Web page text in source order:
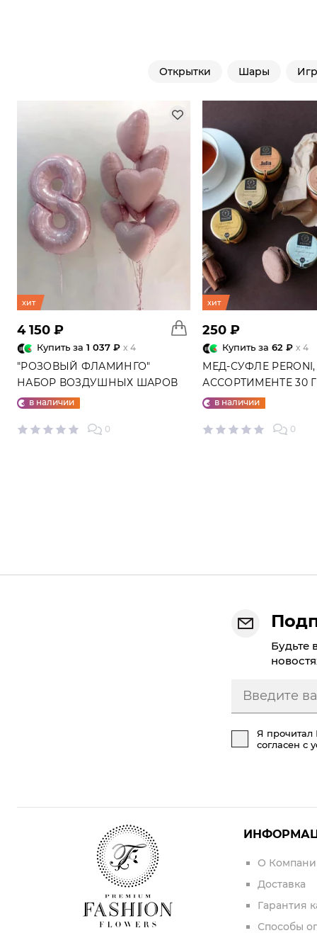
Открытки Шары
хит
4 150 ₽
Купить за 1 037 ₽ x 4
"РОЗОВЫЙ ФЛАМИНГО"
НАБОР ВОЗДУШНЫХ ШАРОВ
№25в наличии
0
хит
250 ₽
Купить за 62 ₽ x 4
МЕД-СУФЛЕ
АССОРТИМЕНТЕ 30
в наличии
0
Будьте
Я прочитал
согласен с
О
Доставка
Гарантия
Способы